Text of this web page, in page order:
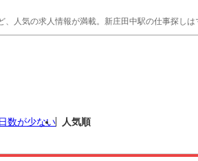
人気の求人情報が満載。新庄田中駅の仕事探しは
数が少ない 人気順